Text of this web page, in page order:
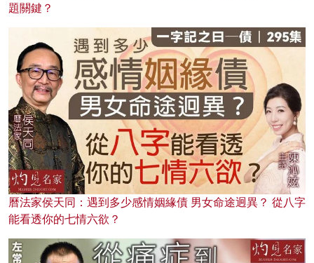
題關鍵？
曆法家侯天同：遇到多少感情姻緣債 男女命途迥異？ 從八字
能看透你的七情六欲？